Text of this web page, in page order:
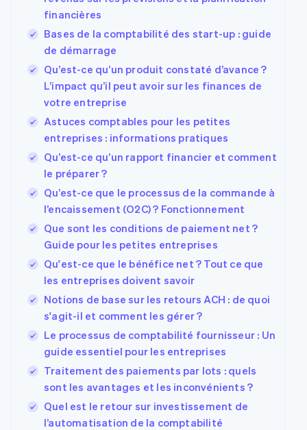
financières
Bases de la comptabilité des start-up : guide
de démarrage
Qu’est-ce qu’un produit constaté d’avance ?
L’impact qu’il peut avoir sur les finances de
votre entreprise
Astuces comptables pour les petites
entreprises : informations pratiques
Qu’est-ce qu’un rapport financier et comment
le préparer ?
Qu’est-ce que le processus de la commande à
l’encaissement (O2C) ? Fonctionnement
Que sont les conditions de paiement net ?
Guide pour les petites entreprises
Qu'est-ce que le bénéfice net ? Tout ce que
les entreprises doivent savoir
Notions de base sur les retours ACH : de quoi
s'agit-il et comment les gérer ?
Le processus de comptabilité fournisseur : Un
guide essentiel pour les entreprises
Traitement des paiements par lots : quels
sont les avantages et les inconvénients ?
Quel est le retour sur investissement de
l’automatisation de la comptabilité